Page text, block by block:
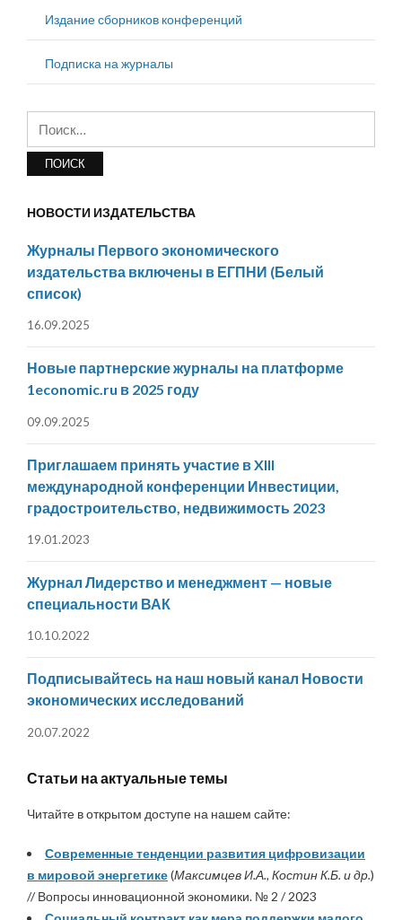
Издание сборников конференций
Подписка на журналы
НОВОСТИ ИЗДАТЕЛЬСТВА
Журналы Первого экономического
издательства включены в ЕГПНИ (Белый
список)
16.09.2025
Новые партнерские журналы на платформе
1economic.ru в 2025 году
09.09.2025
Приглашаем принять участие в XIII
международной конференции Инвестиции,
градостроительство, недвижимость 2023
19.01.2023
Журнал Лидерство и менеджмент — новые
специальности ВАК
10.10.2022
Подписывайтесь на наш новый канал Новости
экономических исследований
20.07.2022
Статьи на актуальные темы
Читайте в открытом доступе на нашем сайте:
Современные тенденции развития цифровизации
в мировой энергетике(Максимцев И.А., Костин К.Б. и др.)
// Вопросы инновационной экономики. № 2 / 2023